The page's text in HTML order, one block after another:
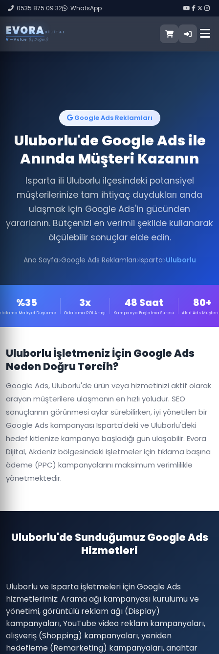
0535 875 09 32 WhatsApp
EVORA DIJITAL
V — Value (İş Değeri)
Google Ads Reklamları
Uluborlu'de Google Ads ile
Anında Müşteri Kazanın
Isparta ili Uluborlu ilçesindeki potansiyel
müşterilerinize tam ihtiyaç duydukları anda
ulaşmak için Google Ads'in gücünden
yararlanın. Bütçenizi en verimli şekilde kullanarak
ölçülebilir sonuçlar elde edin.
Ana Sayfa Google Ads Reklamları Isparta Uluborlu
%35
Maliyet Düşürme
3x
Ortalama ROI Artışı
48 Saat
Kampanya Başlatma Süresi
80+
Aktif Ads
Uluborlu İşletmeniz İçin Google Ads
Neden Doğru Tercih?
Google Ads, Uluborlu'de ürün veya hizmetinizi aktif olarak
arayan müşterilere ulaşmanın en hızlı yoludur. SEO
sonuçlarının görünmesi aylar sürebilirken, iyi yönetilen bir
Google Ads kampanyası Isparta'deki ve Uluborlu'deki
hedef kitlenize kampanya başladığı gün ulaşabilir. Evora
Dijital, Akdeniz bölgesindeki işletmeler için tıklama başına
ödeme (PPC) kampanyalarını maksimum verimlilikle
yönetmektedir.
Uluborlu'de Sunduğumuz Google Ads
Hizmetleri
Uluborlu ve Isparta işletmeleri için Google Ads
hizmetlerimiz: Arama ağı kampanyası kurulumu ve
yönetimi, görüntülü reklam ağı (Display)
kampanyaları, YouTube video reklam kampanyaları,
alışveriş (Shopping) kampanyaları, yeniden
hedefleme (Remarketing) kampanyaları, anahtar